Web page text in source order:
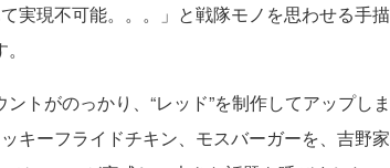
実現不可能。。。」と戦隊モノを思わせる手描
トがのっかり、“レッド”を制作してアップしま
キーフライドチキン、モスバーガーを、吉野家